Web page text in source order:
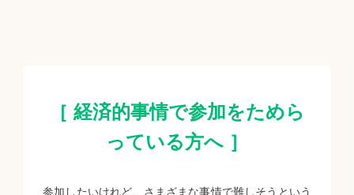
［ 経済的事情で参加をためら
っている方へ ］
参加したいけれど、さまざまな事情で難しそうという